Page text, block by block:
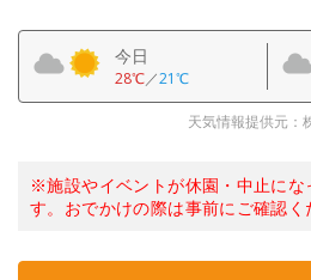
今日
28℃／21℃
天気情報提供元：
※施設やイベントが休園・中止にな
す。おでかけの際は事前にご確認く